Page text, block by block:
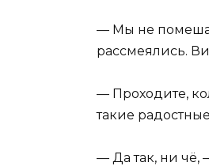
— Мы не
рассмеялись.
— Проходите,
такие
— Да так, ни чё,